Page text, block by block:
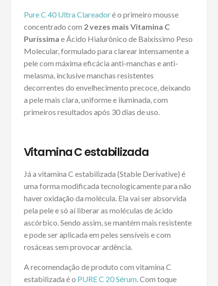
Pure C 40 Ultra Clareadoré o primeiro mousse
concentrado com 2 vezes mais Vitamina C
Puríssima e Ácido Hialurônico de Baixíssimo Peso
Molecular, formulado para clarear intensamente a
pele com máxima eficácia anti-manchas e anti-
melasma, inclusive manchas resistentes
decorrentes do envelhecimento precoce, deixando
a pele mais clara, uniforme e iluminada, com
primeiros resultados após 30 dias de uso.
Vitamina C estabilizada
Já a vitamina C estabilizada (Stable Derivative) é
uma forma modificada tecnologicamente para não
haver oxidação da molécula. Ela vai ser absorvida
pela pele e só aí liberar as moléculas de ácido
ascórbico. Sendo assim, se mantém mais resistente
e pode ser aplicada em peles sensíveis e com
rosáceas sem provocar ardência.
A recomendação de produto com vitamina C
estabilizada é o PURE C 20 Sérum. Com toque